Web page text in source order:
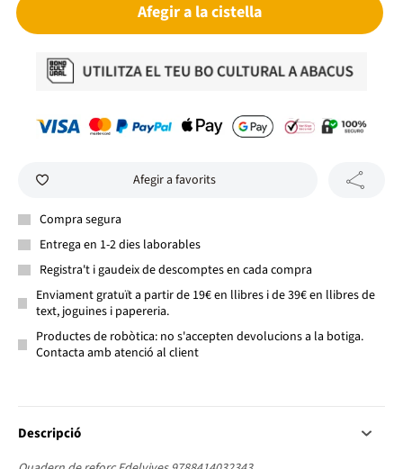
Afegir a la cistella
Afegir a favorits
Compra segura
Entrega en 1-2 dies laborables
Registra't i gaudeix de descomptes en cada compra
Enviament gratuït a partir de 19€ en llibres i de 39€ en llibres de
text, joguines i papereria.
Productes de robòtica: no s'accepten devolucions a la botiga.
Contacta amb atenció al client
Descripció